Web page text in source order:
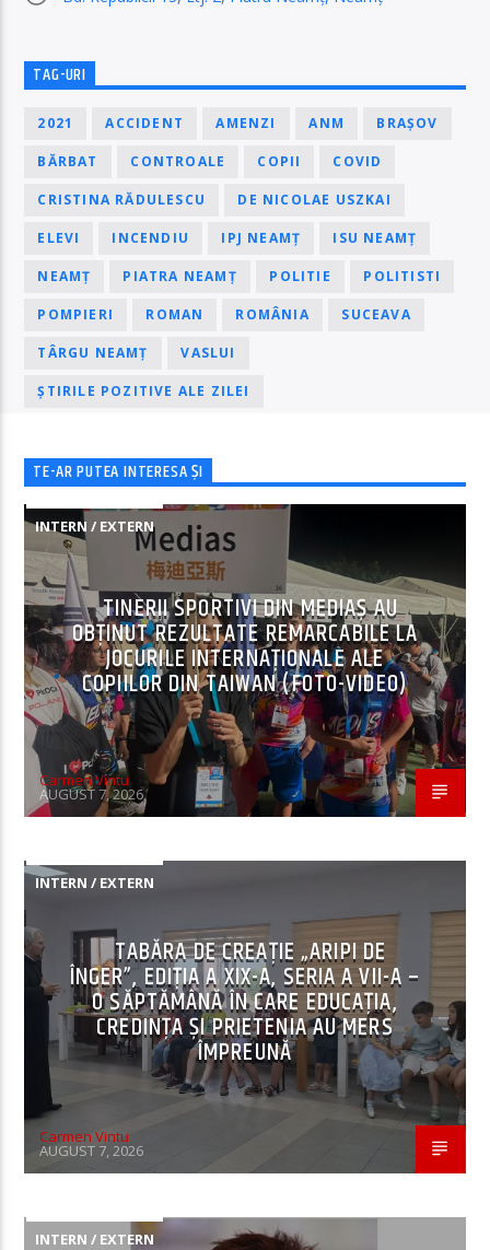
TAG-URI
2021 ACCIDENT AMENZI ANM BRAȘOV
BĂRBAT CONTROALE COPII COVID
CRISTINA RĂDULESCU DE NICOLAE USZKAI
ELEVI INCENDIU IPJ NEAMȚ ISU NEAMȚ
NEAMȚ PIATRA NEAMȚ POLITIE POLITISTI
POMPIERI ROMAN ROMÂNIA SUCEAVA
TÂRGU NEAMȚ VASLUI
ȘTIRILE POZITIVE ALE ZILEI
TE-AR PUTEA INTERESA ȘI
INTERN / EXTERN
TINERII SPORTIVI DIN MEDIAȘ AU
OBȚINUT REZULTATE REMARCABILE LA
JOCURILE INTERNAȚIONALE ALE
COPIILOR DIN TAIWAN (FOTO-VIDEO)
Carmen Vintu
AUGUST 7, 2026
INTERN / EXTERN
TABĂRA DE CREAȚIE „ARIPI DE
ÎNGER”, EDIȚIA A XIX-A, SERIA A VII-A –
O SĂPTĂMÂNĂ ÎN CARE EDUCAȚIA,
CREDINȚA ȘI PRIETENIA AU MERS
ÎMPREUNĂ
Carmen Vintu
AUGUST 7, 2026
INTERN / EXTERN